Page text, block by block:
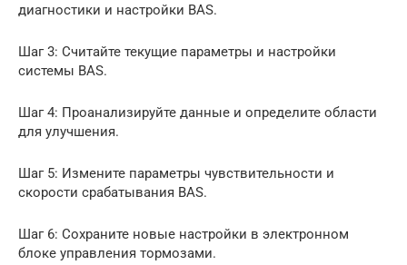
диагностики и настройки BAS.
Шаг 3: Считайте текущие параметры и настройки
системы BAS.
Шаг 4: Проанализируйте данные и определите области
для улучшения.
Шаг 5: Измените параметры чувствительности и
скорости срабатывания BAS.
Шаг 6: Сохраните новые настройки в электронном
блоке управления тормозами.